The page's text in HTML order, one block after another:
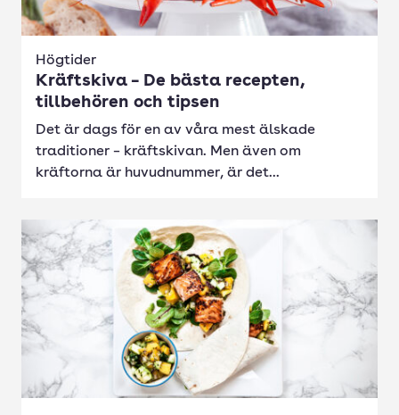
Högtider
Kräftskiva – De bästa recepten,
tillbehören och tipsen
Det är dags för en av våra mest älskade
traditioner – kräftskivan. Men även om
kräftorna är huvudnummer, är det...